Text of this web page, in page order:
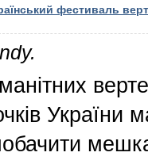
фестиваль
України